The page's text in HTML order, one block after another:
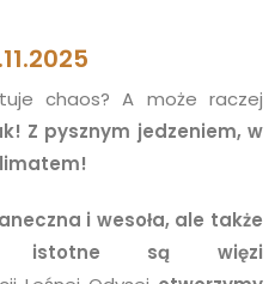
chaos? A może raczej
Z pysznym jedzeniem, w
i wesoła, ale także
istotne są więzi